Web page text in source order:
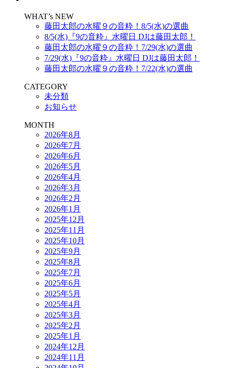
WHAT’s NEW
藤田太郎の水曜９の音粋！8/5(水)の選曲
8/5(水)『9の音粋』水曜日 DJは藤田太郎！
藤田太郎の水曜９の音粋！7/29(水)の選曲
7/29(水)『9の音粋』水曜日 DJは藤田太郎！
藤田太郎の水曜９の音粋！7/22(水)の選曲
CATEGORY
未分類
お知らせ
MONTH
2026年8月
2026年7月
2026年6月
2026年5月
2026年4月
2026年3月
2026年2月
2026年1月
2025年12月
2025年11月
2025年10月
2025年9月
2025年8月
2025年7月
2025年6月
2025年5月
2025年4月
2025年3月
2025年2月
2025年1月
2024年12月
2024年11月